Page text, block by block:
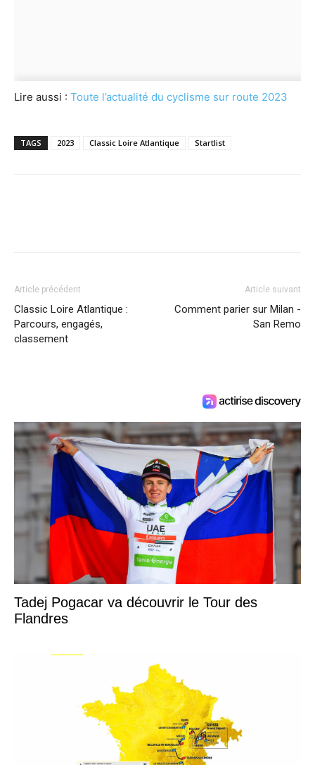
Lire aussi : Toute l’actualité du cyclisme sur route 2023
TAGS 2023 Classic Loire Atlantique Startlist
Article précédent
Classic Loire Atlantique :
Parcours, engagés,
classement
Article suivant
Comment parier sur Milan -
San Remo
Tadej Pogacar va découvrir le Tour des
Flandres